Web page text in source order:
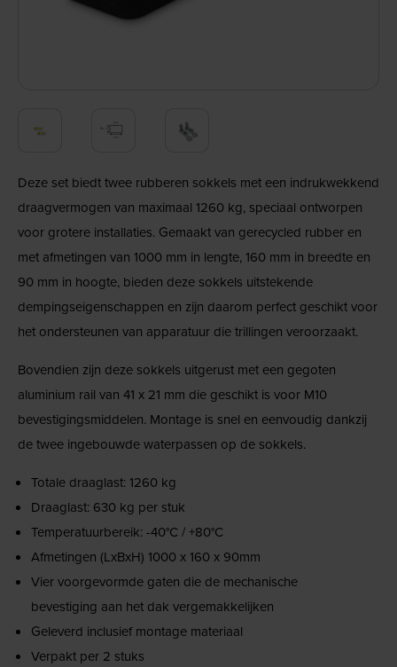
Deze set biedt twee rubberen sokkels met een indrukwekkend
draagvermogen van maximaal 1260 kg, speciaal ontworpen
voor grotere installaties. Gemaakt van gerecycled rubber en
met afmetingen van 1000 mm in lengte, 160 mm in breedte en
90 mm in hoogte, bieden deze sokkels uitstekende
dempingseigenschappen en zijn daarom perfect geschikt voor
het ondersteunen van apparatuur die trillingen veroorzaakt.
Bovendien zijn deze sokkels uitgerust met een gegoten
aluminium rail van 41 x 21 mm die geschikt is voor M10
bevestigingsmiddelen. Montage is snel en eenvoudig dankzij
de twee ingebouwde waterpassen op de sokkels.
Totale draaglast: 1260 kg
Draaglast: 630 kg per stuk
Temperatuurbereik: -40°C / +80°C
Afmetingen (LxBxH) 1000 x 160 x 90mm
Vier voorgevormde gaten die de mechanische
bevestiging aan het dak vergemakkelijken
Geleverd inclusief montage materiaal
Verpakt per 2 stuks